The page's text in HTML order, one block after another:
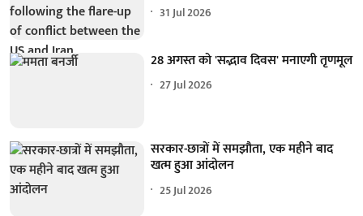
31 Jul 2026
28 अगस्त को 'सद्भाव दिवस' मनाएगी तृणमूल
27 Jul 2026
सरकार-छात्रों में समझौता, एक महीने बाद
खत्म हुआ आंदोलन
25 Jul 2026